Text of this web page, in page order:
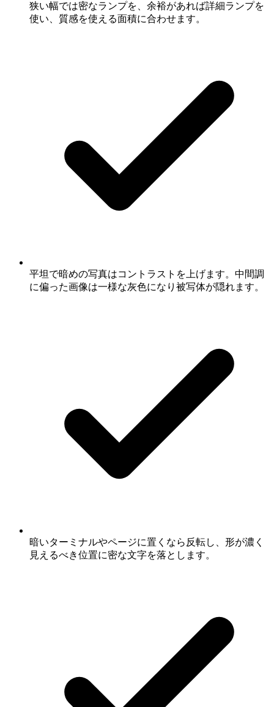
狭い幅では密なランプを、余裕があれば詳細ランプを
使い、質感を使える面積に合わせます。
平坦で暗めの写真はコントラストを上げます。中間調
に偏った画像は一様な灰色になり被写体が隠れます。
暗いターミナルやページに置くなら反転し、形が濃く
見えるべき位置に密な文字を落とします。